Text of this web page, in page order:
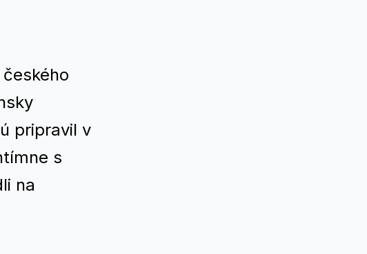
pripravil v
s
na